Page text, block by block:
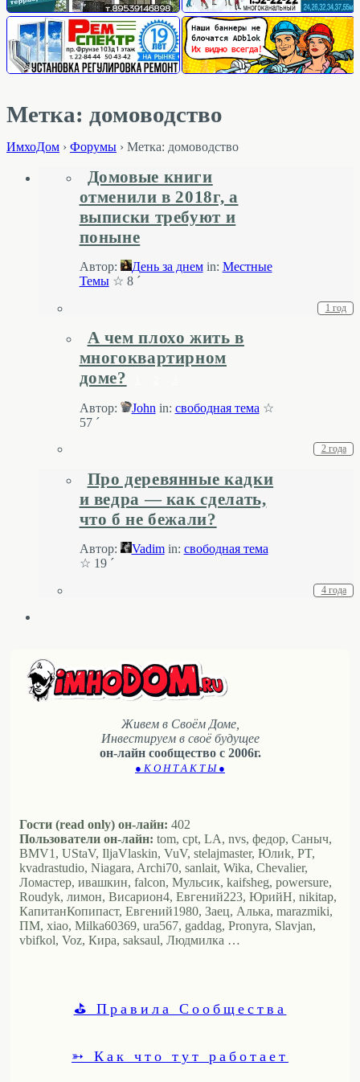
Метка: домоводство
ИмхоДом › Форумы › Метка: домоводство
Домовые книги
отменили в 2018г, а
выписки требуют и
поныне
Автор: День за днем in: Местные
Темы☆ 8 ´
1 год
А чем плохо жить в
многоквартирном
доме?
Автор: John in: свободная тема ☆
57 ´
2 года
Про деревянные кадки
и ведра — как сделать,
что б не бежали?
Автор: Vadim in: свободная тема
☆ 19 ´
4 года
Живем в Своём Доме,
Инвестируем в своё будущее
он-лайн сообщество с 2006г.
● К О Н Т А К Т Ы ●
Гости (read only) он-лайн: 402
Пользователи он-лайн: tom, cpt, LA, nvs, федор, Саныч,
BMV1, UStaV, IljaVlaskin, VuV, stelajmaster, Юлиk, PT,
kvadrastudio, Niagara, Archi70, sanlait, Wika, Chevalier,
Ломастер, ивашкин, falcon, Мульсик, kaifsheg, powersure,
Roudyk, лимон, Висариoн4, Евгений223, ЮрийН, nikitap,
КапитанКопипаст, Евгений1980, Заец, Алька, marazmiki,
ПМ, xiao, Milka60369, ura567, gaddag, Pronyra, Slavjan,
vbifkol, Voz, Кира, saksaul, Людмилка …
⛳ Правила Сообщества
➳ Как что тут работает